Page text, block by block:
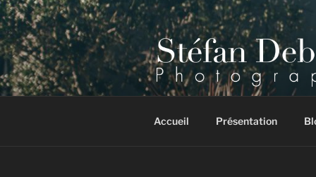
Aller
au
contenu
principal
Accueil Présentation